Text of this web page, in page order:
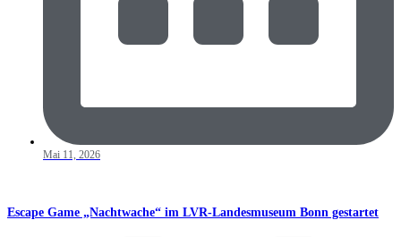
Mai 11, 2026
Escape Game „Nachtwache“ im LVR-Landesmuseum Bonn gestartet